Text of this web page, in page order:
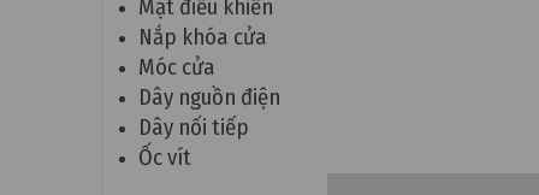
Mặt điều khiển
Nắp khóa cửa
Móc cửa
Dây nguồn điện
Dây nối tiếp
Ốc vít